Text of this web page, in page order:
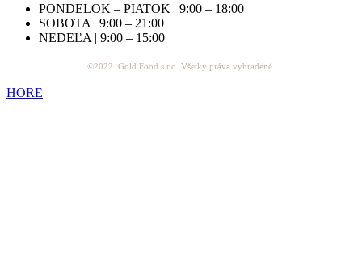
PONDELOK – PIATOK | 9:00 – 18:00
SOBOTA | 9:00 – 21:00
NEDEĽA | 9:00 – 15:00
©2022. Gold Food s.r.o. Všetky práva vyhradené.
HORE